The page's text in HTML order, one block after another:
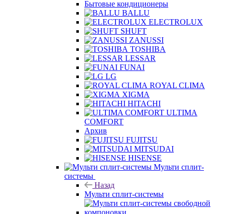
Бытовые кондиционеры
BALLU
ELECTROLUX
SHUFT
ZANUSSI
TOSHIBA
LESSAR
FUNAI
LG
ROYAL CLIMA
XIGMA
HITACHI
ULTIMA
COMFORT
Архив
FUJITSU
MITSUDAI
HISENSE
Мульти сплит-
системы
Назад
Мульти сплит-системы